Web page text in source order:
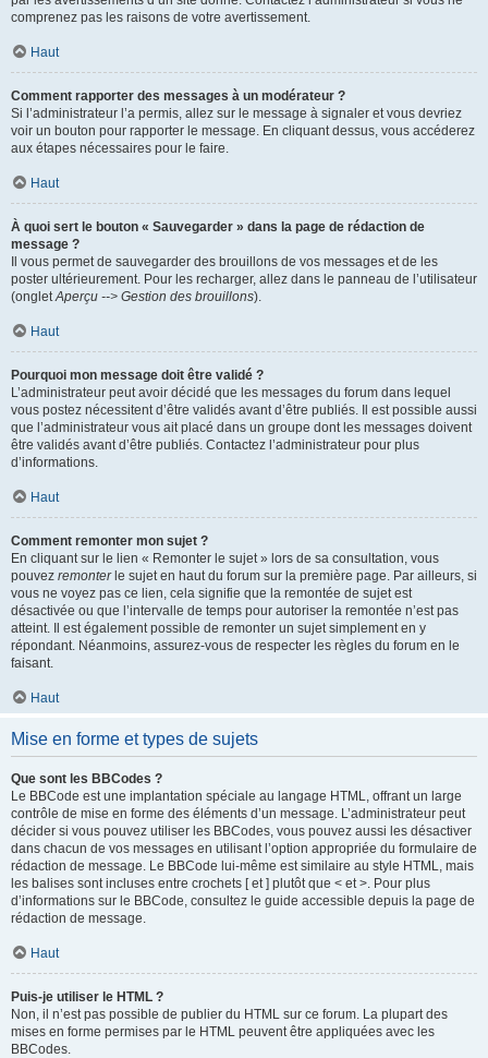
comprenez pas les raisons de votre avertissement.
Haut
Comment rapporter des messages à un modérateur ?
Si l’administrateur l’a permis, allez sur le message à signaler et vous devriez
voir un bouton pour rapporter le message. En cliquant dessus, vous accéderez
aux étapes nécessaires pour le faire.
Haut
À quoi sert le bouton « Sauvegarder » dans la page de rédaction de
message ?
Il vous permet de sauvegarder des brouillons de vos messages et de les
poster ultérieurement. Pour les recharger, allez dans le panneau de l’utilisateur
(ongletAperçu --> Gestion des brouillons).
Haut
Pourquoi mon message doit être validé ?
L’administrateur peut avoir décidé que les messages du forum dans lequel
vous postez nécessitent d’être validés avant d’être publiés. Il est possible aussi
que l’administrateur vous ait placé dans un groupe dont les messages doivent
être validés avant d’être publiés. Contactez l’administrateur pour plus
d’informations.
Haut
Comment remonter mon sujet ?
En cliquant sur le lien « Remonter le sujet » lors de sa consultation, vous
pouvez remonterle sujet en haut du forum sur la première page. Par ailleurs, si
vous ne voyez pas ce lien, cela signifie que la remontée de sujet est
désactivée ou que l’intervalle de temps pour autoriser la remontée n’est pas
atteint. Il est également possible de remonter un sujet simplement en y
répondant. Néanmoins, assurez-vous de respecter les règles du forum en le
faisant.
Haut
Mise en forme et types de sujets
Que sont les BBCodes ?
Le BBCode est une implantation spéciale au langage HTML, offrant un large
contrôle de mise en forme des éléments d’un message. L’administrateur peut
décider si vous pouvez utiliser les BBCodes, vous pouvez aussi les désactiver
dans chacun de vos messages en utilisant l’option appropriée du formulaire de
rédaction de message. Le BBCode lui-même est similaire au style HTML, mais
les balises sont incluses entre crochets [ et ] plutôt que < et >. Pour plus
d’informations sur le BBCode, consultez le guide accessible depuis la page de
rédaction de message.
Haut
Puis-je utiliser le HTML ?
Non, il n’est pas possible de publier du HTML sur ce forum. La plupart des
mises en forme permises par le HTML peuvent être appliquées avec les
BBCodes.